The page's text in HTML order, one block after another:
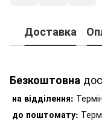
Доставка
Безкоштовна
на відділення:
до поштомату: